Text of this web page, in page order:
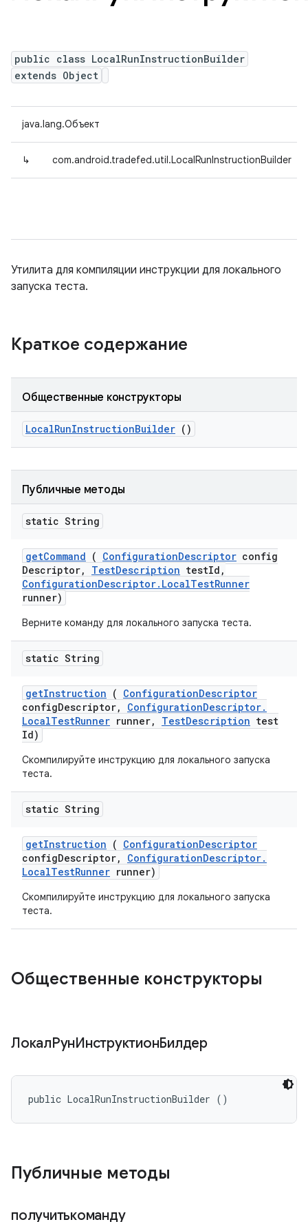
public class LocalRunInstructionBuilder
extends Object
java.lang.Объект
↳ com.android.tradefed.util.LocalRunInstructionBuilder
Утилита для компиляции инструкции для локального
запуска теста.
Краткое содержание
Общественные конструкторы
LocalRunInstructionBuilder ()
Публичные методы
static String
getCommand ( ConfigurationDescriptor config
Descriptor, TestDescription testId ,
ConfigurationDescriptor. LocalTestRunner
runner)
Верните команду для локального запуска теста.
static String
getInstruction ( ConfigurationDescriptor
configDescriptor, ConfigurationDescriptor.
LocalTestRunner runner, TestDescription test
Id)
Скомпилируйте инструкцию для локального запуска
теста.
static String
getInstruction ( ConfigurationDescriptor
configDescriptor, ConfigurationDescriptor.
LocalTestRunner runner)
Скомпилируйте инструкцию для локального запуска
теста.
Общественные конструкторы
ЛокалРунИнструктионБилдер
public LocalRunInstructionBuilder ()
Публичные методы
получитькоманду